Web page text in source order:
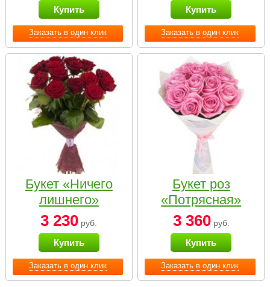
Заказать в один клик
Купить
Заказать в один клик
Купить
Заказать в один клик
Букет «Ничего
лишнего»
3 230 руб.
Купить
Заказать в один клик
Букет роз
«Потрясная»
3 360руб.
Купить